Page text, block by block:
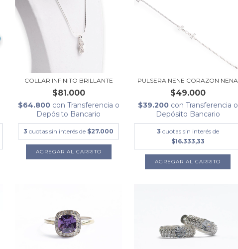
COLLAR INFINITO BRILLANTE
$81.000
$64.800 con Transferencia o
Depósito Bancario
3 cuotas sin interés de $27.000
PULSERA NENE CORAZON NENA
$49.000
$39.200 con Transferencia o
Depósito Bancario
3 cuotas sin interés de
$16.333,33